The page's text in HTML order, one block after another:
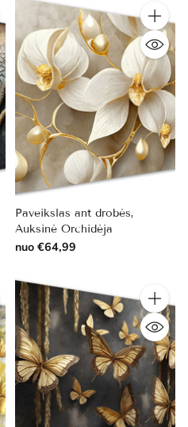
Kiekis
Paveikslas ant drobės,
Auksinė Orchidėja
nuo €64,99
Kiekis